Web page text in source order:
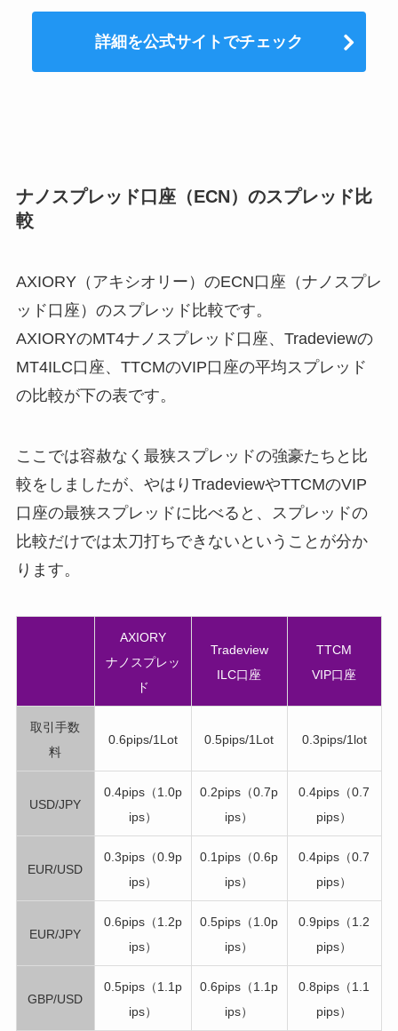
詳細を公式サイトでチェック
ナノスプレッド口座（ECN）のスプレッド比
較
AXIORY（アキシオリー）のECN口座（ナノスプレ
ッド口座）のスプレッド比較です。
AXIORYのMT4ナノスプレッド口座、Tradeviewの
MT4ILC口座、TTCMのVIP口座の平均スプレッド
の比較が下の表です。
ここでは容赦なく最狭スプレッドの強豪たちと比
較をしましたが、やはり TradeviewやTTCMのVIP
口座の最狭スプレッドに比べると、スプレッドの
比較だけでは太刀打ちできない ということが分か
ります。
AXIORY
ナノスプレッ
ド
Tradeview
ILC口座
TTCM
VIP口座
取引手数
料
0.6pips/1Lot 0.5pips/1Lot 0.3pips/1lot
USD/JPY
0.4pips（1.0p
ips）
0.2pips（0.7p
ips）
0.4pips（0.7
pips）
EUR/USD
0.3pips（0.9p
ips）
0.1pips（0.6p
ips）
0.4pips（0.7
pips）
EUR/JPY
0.6pips（1.2p
ips）
0.5pips（1.0p
ips）
0.9pips（1.2
pips）
GBP/USD
0.5pips（1.1p
ips）
0.6pips（1.1p
ips）
0.8pips（1.1
pips）